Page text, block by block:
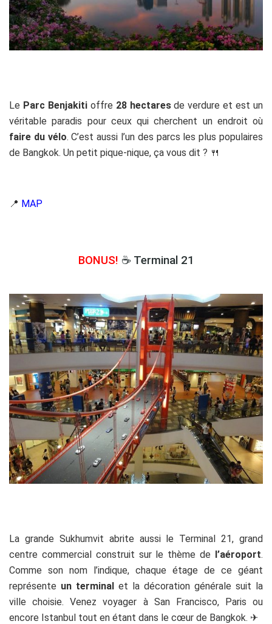
Le Parc Benjakitioffre 28 hectaresde verdure et est un
véritable paradis pour ceux qui cherchent un endroit où
faire du vélo. C’est aussi l’un des parcs les plus populaires
de Bangkok. Un petit pique-nique, ça vous dit ? 🍴
📍 MAP
BONUS! ☕ Terminal 21
La grande Sukhumvit abrite aussi le Terminal 21, grand
centre commercial construit sur le thème de l’aéroport.
Comme son nom l’indique, chaque étage de ce géant
représente un terminal et la décoration générale suit la
ville choisie. Venez voyager à San Francisco, Paris ou
encore Istanbul tout en étant dans le cœur de Bangkok. ✈